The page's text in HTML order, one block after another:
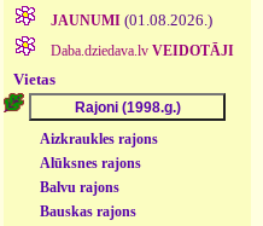
JAUNUMI (01.08.2026.)
Daba.dziedava.lv VEIDOTĀJI
Vietas
Aizkraukles rajons
Alūksnes rajons
Balvu rajons
Bauskas rajons